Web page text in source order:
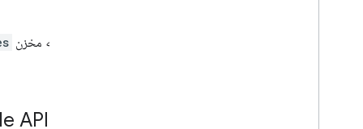
انتخاب کنید، جایی را که مخزن